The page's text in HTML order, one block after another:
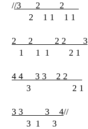
//3 2 2
2 1 1 1 1
2 2 2 2 3
1 1 1 2 1
4 4 3 3 2 2
3 2 1
3 3 3 4//
3 1 3